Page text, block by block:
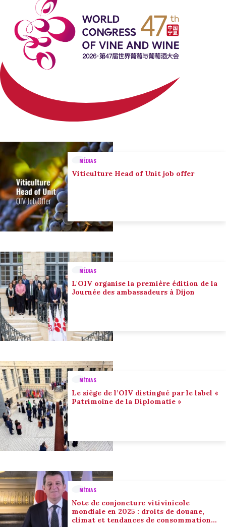
MÉDIAS
Viticulture Head of Unit job offer
MÉDIAS
L'OIV organise la première édition de la
Journée des ambassadeurs à Dijon
MÉDIAS
Le siège de l’OIV distingué par le label «
Patrimoine de la Diplomatie »
MÉDIAS
Note de conjoncture vitivinicole
mondiale en 2025 : droits de douane,
climat et tendances de consommation